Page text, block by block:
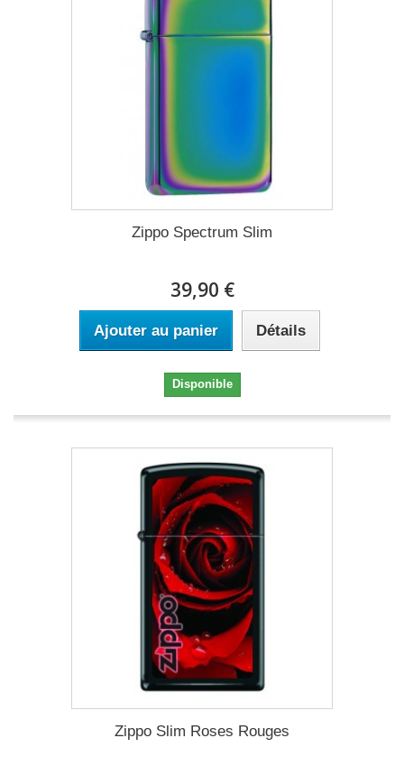
Zippo Spectrum Slim
39,90 €
Ajouter au panier Détails
Disponible
Zippo Slim Roses Rouges